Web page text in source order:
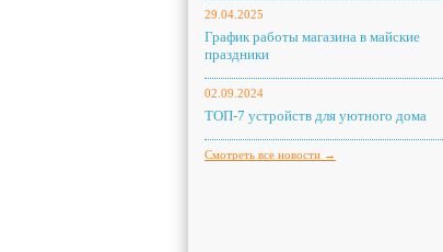
29.04.2025
График работы магазина в майские
праздники
02.09.2024
ТОП-7 устройств для уютного дома
Смотреть все новости →